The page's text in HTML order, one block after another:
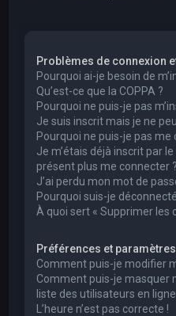
Problèmes de connexion
Pourquoi ai-je besoin de
Qu’est-ce que la COPPA ?
Pourquoi ne puis-je pas
Je suis inscrit mais je ne
Pourquoi ne puis-je pas me
Je m’étais déjà inscrit par
présent plus me connecter
J’ai perdu mon mot de
Pourquoi suis-je
À quoi sert « Supprimer les
Préférences et
Comment puis-je modifier
Comment puis-je masquer
liste des utilisateurs en ligne
L’heure n’est pas correcte !